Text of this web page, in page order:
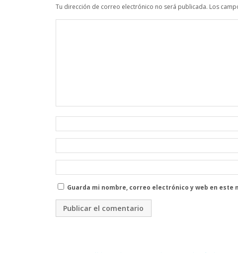
Tu dirección de correo electrónico no será publicada. Los
Guarda mi nombre, correo electrónico y web en